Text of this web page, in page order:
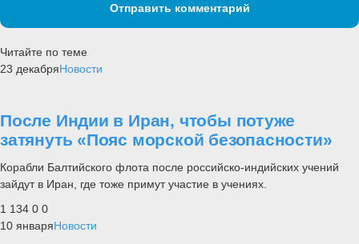
Отправить комментарий
Читайте по теме
23 декабряНовости
После Индии в Иран, чтобы потуже
затянуть «Пояс морской безопасности»
Корабли Балтийского флота после российско-индийских учений
зайдут в Иран, где тоже примут участие в учениях.
1 134 0 0
10 январяНовости